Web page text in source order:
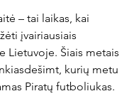
– tai laikas, kai
įvairiausiais
Lietuvoje. Šiais metais
kurių metu
Piratų futboliukas.